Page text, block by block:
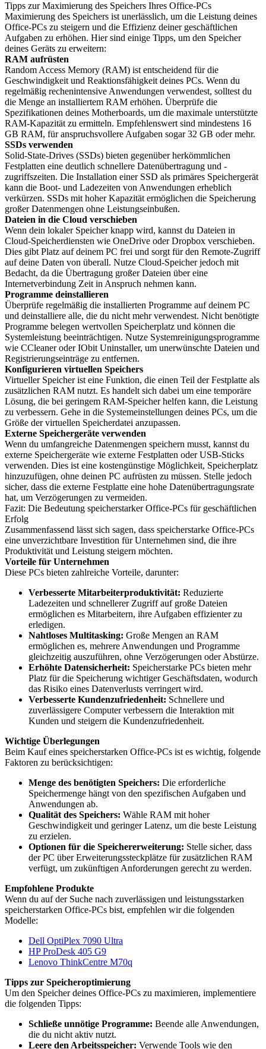
Tipps zur Maximierung des Speichers Ihres Office-PCs
Maximierung des Speichers ist unerlässlich, um die Leistung deines
Office-PCs zu steigern und die Effizienz deiner geschäftlichen
Aufgaben zu erhöhen. Hier sind einige Tipps, um den Speicher
deines Geräts zu erweitern:
RAM aufrüsten
Random Access Memory (RAM) ist entscheidend für die
Geschwindigkeit und Reaktionsfähigkeit deines PCs. Wenn du
regelmäßig rechenintensive Anwendungen verwendest, solltest du
die Menge an installiertem RAM erhöhen. Überprüfe die
Spezifikationen deines Motherboards, um die maximale unterstützte
RAM-Kapazität zu ermitteln. Empfehlenswert sind mindestens 16
GB RAM, für anspruchsvollere Aufgaben sogar 32 GB oder mehr.
SSDs verwenden
Solid-State-Drives (SSDs) bieten gegenüber herkömmlichen
Festplatten eine deutlich schnellere Datenübertragung und -
zugriffszeiten. Die Installation einer SSD als primäres Speichergerät
kann die Boot- und Ladezeiten von Anwendungen erheblich
verkürzen. SSDs mit hoher Kapazität ermöglichen die Speicherung
großer Datenmengen ohne Leistungseinbußen.
Dateien in die Cloud verschieben
Wenn dein lokaler Speicher knapp wird, kannst du Dateien in
Cloud-Speicherdiensten wie OneDrive oder Dropbox verschieben.
Dies gibt Platz auf deinem PC frei und sorgt für den Remote-Zugriff
auf deine Daten von überall. Nutze Cloud-Speicher jedoch mit
Bedacht, da die Übertragung großer Dateien über eine
Internetverbindung Zeit in Anspruch nehmen kann.
Programme deinstallieren
Überprüfe regelmäßig die installierten Programme auf deinem PC
und deinstalliere alle, die du nicht mehr verwendest. Nicht benötigte
Programme belegen wertvollen Speicherplatz und können die
Systemleistung beeinträchtigen. Nutze Systemreinigungsprogramme
wie CCleaner oder IObit Uninstaller, um unerwünschte Dateien und
Registrierungseinträge zu entfernen.
Konfigurieren virtuellen Speichers
Virtueller Speicher ist eine Funktion, die einen Teil der Festplatte als
zusätzlichen RAM nutzt. Es handelt sich dabei um eine temporäre
Lösung, die bei geringem RAM-Speicher helfen kann, die Leistung
zu verbessern. Gehe in die Systemeinstellungen deines PCs, um die
Größe der virtuellen Speicherdatei anzupassen.
Externe Speichergeräte verwenden
Wenn du umfangreiche Datenmengen speichern musst, kannst du
externe Speichergeräte wie externe Festplatten oder USB-Sticks
verwenden. Dies ist eine kostengünstige Möglichkeit, Speicherplatz
hinzuzufügen, ohne deinen PC aufrüsten zu müssen. Stelle jedoch
sicher, dass die externe Festplatte eine hohe Datenübertragungsrate
hat, um Verzögerungen zu vermeiden.
Fazit: Die Bedeutung speicherstarker Office-PCs für geschäftlichen
Erfolg
Zusammenfassend lässt sich sagen, dass speicherstarke Office-PCs
eine unverzichtbare Investition für Unternehmen sind, die ihre
Produktivität und Leistung steigern möchten.
Vorteile für Unternehmen
Diese PCs bieten zahlreiche Vorteile, darunter:
Verbesserte Mitarbeiterproduktivität: Reduzierte
Ladezeiten und schnellerer Zugriff auf große Dateien
ermöglichen es Mitarbeitern, ihre Aufgaben effizienter zu
erledigen.
Nahtloses Multitasking: Große Mengen an RAM
ermöglichen es, mehrere Anwendungen und Programme
gleichzeitig auszuführen, ohne Verzögerungen oder Abstürze.
Erhöhte Datensicherheit: Speicherstarke PCs bieten mehr
Platz für die Speicherung wichtiger Geschäftsdaten, wodurch
das Risiko eines Datenverlusts verringert wird.
Verbesserte Kundenzufriedenheit: Schnellere und
zuverlässigere Computer verbessern die Interaktion mit
Kunden und steigern die Kundenzufriedenheit.
Wichtige Überlegungen
Beim Kauf eines speicherstarken Office-PCs ist es wichtig, folgende
Faktoren zu berücksichtigen:
Menge des benötigten Speichers: Die erforderliche
Speichermenge hängt von den spezifischen Aufgaben und
Anwendungen ab.
Qualität des Speichers: Wähle RAM mit hoher
Geschwindigkeit und geringer Latenz, um die beste Leistung
zu erzielen.
Optionen für die Speichererweiterung: Stelle sicher, dass
der PC über Erweiterungssteckplätze für zusätzlichen RAM
verfügt, um zukünftigen Anforderungen gerecht zu werden.
Empfohlene Produkte
Wenn du auf der Suche nach zuverlässigen und leistungsstarken
speicherstarken Office-PCs bist, empfehlen wir die folgenden
Modelle:
Dell OptiPlex 7090 Ultra
HP ProDesk 405 G9
Lenovo ThinkCentre M70q
Tipps zur Speicheroptimierung
Um den Speicher deines Office-PCs zu maximieren, implementiere
die folgenden Tipps:
Schließe unnötige Programme: Beende alle Anwendungen,
die du nicht aktiv nutzt.
Leere den Arbeitsspeicher: Verwende Tools wie den